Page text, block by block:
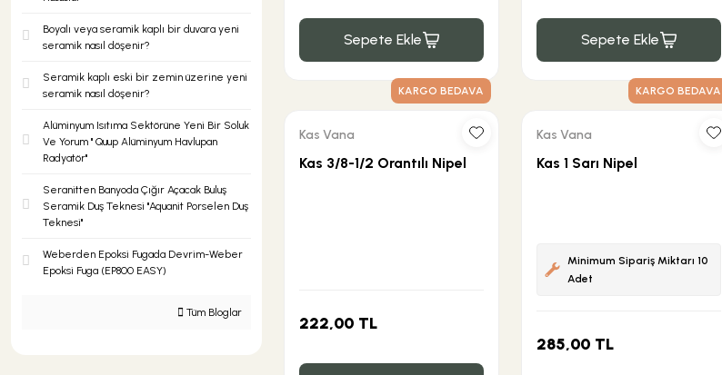
Boyalı veya seramik kaplı bir duvara yeni
seramik nasıl döşenir?
Seramik kaplı eski bir zemin üzerine yeni
seramik nasıl döşenir?
Alüminyum Isıtıma Sektörüne Yeni Bir Soluk
Ve Yorum '' Quup Alüminyum Havlupan
Radyatör''
Seranitten Banyoda Çığır Açacak Buluş
Seramik Duş Teknesi ''Aquanit Porselen Duş
Teknesi''
Weberden Epoksi Fugada Devrim-Weber
Epoksi Fuga (EP800 EASY)
Tüm Bloglar
Sepete Ekle Sepete Ekle
KARGO BEDAVA
Kas Vana
Kas 3/8-1/2 Orantılı Nipel
222,00 TL
KARGO BEDAVA
Kas Vana
Kas 1 Sarı Nipel
Minimum Sipariş Miktarı 10
Adet
285,00 TL